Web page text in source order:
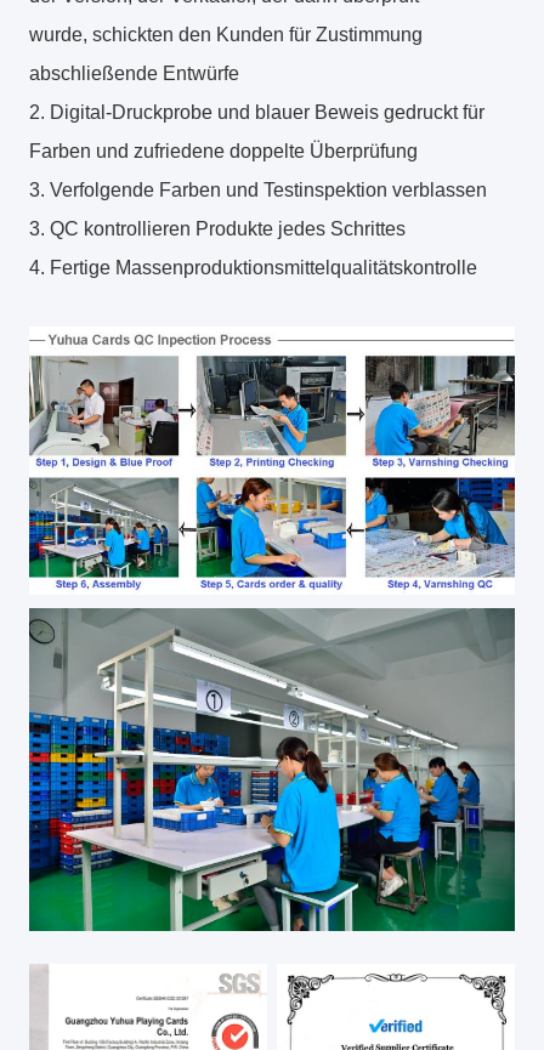
wurde, schickten den Kunden für Zustimmung
abschließende Entwürfe
2. Digital-Druckprobe und blauer Beweis gedruckt für
Farben und zufriedene doppelte Überprüfung
3. Verfolgende Farben und Testinspektion verblassen
3. QC kontrollieren Produkte jedes Schrittes
4. Fertige Massenproduktionsmittelqualitätskontrolle